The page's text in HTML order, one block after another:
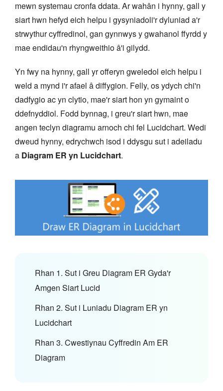
mewn systemau cronfa ddata. Ar wahân i hynny, gall y
siart hwn hefyd eich helpu i gysyniadoli'r dyluniad a'r
strwythur cyffredinol, gan gynnwys y gwahanol ffyrdd y
mae endidau'n rhyngweithio â'i gilydd.
Yn fwy na hynny, gall yr offeryn gweledol eich helpu i
weld a mynd i'r afael â diffygion. Felly, os ydych chi'n
dadfygio ac yn clytio, mae'r siart hon yn gymaint o
ddefnyddiol. Fodd bynnag, i greu'r siart hwn, mae
angen teclyn diagramu arnoch chi fel Lucidchart. Wedi
dweud hynny, edrychwch isod i ddysgu sut i adeiladu
a Diagram ER yn Lucidchart.
Rhan 1. Sut i Greu Diagram ER Gyda'r
Amgen Siart Lucid
Rhan 2. Sut i Luniadu Diagram ER yn
Lucidchart
Rhan 3. Cwestiynau Cyffredin Am ER
Diagram